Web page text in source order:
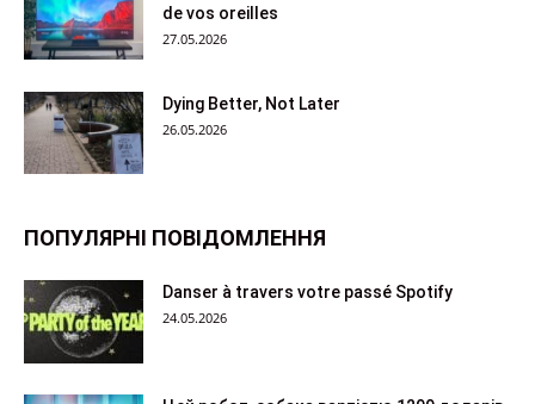
de vos oreilles
27.05.2026
Dying Better, Not Later
26.05.2026
ПОПУЛЯРНІ ПОВІДОМЛЕННЯ
Danser à travers votre passé Spotify
24.05.2026